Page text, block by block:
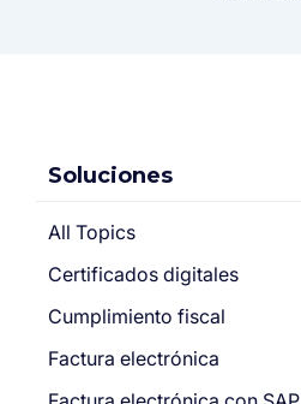
Soluciones
All Topics
Certificados digitales
Cumplimiento fiscal
Factura electrónica